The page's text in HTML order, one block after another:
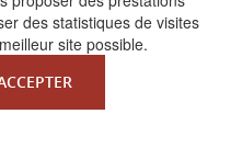
des statistiques de visites
site possible.